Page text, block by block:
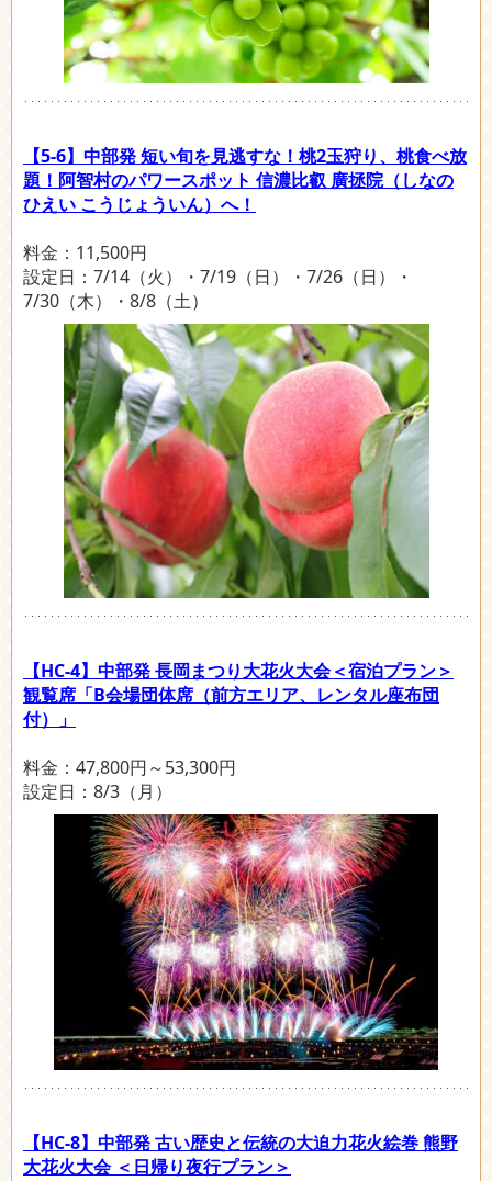
【5-6】中部発 短い旬を見逃すな！桃2玉狩り、桃食べ放
題！阿智村のパワースポット 信濃比叡 廣拯院（しなの
ひえい こうじょういん）へ！
料金：11,500円
設定日：7/14（火）・7/19（日）・7/26（日）・
7/30（木）・8/8（土）
【HC-4】中部発 長岡まつり大花火大会＜宿泊プラン＞
観覧席「B会場団体席（前方エリア、レンタル座布団
付）」
料金：47,800円～53,300円
設定日：8/3（月）
【HC-8】中部発 古い歴史と伝統の大迫力花火絵巻 熊野
大花火大会 ＜日帰り夜行プラン＞